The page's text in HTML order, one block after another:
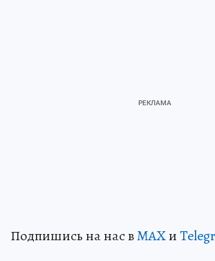
Подпишись на нас вMAXи